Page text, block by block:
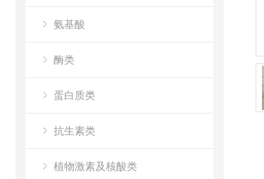
氨基酸
酶类
蛋白质类
抗生素类
植物激素及核酸类